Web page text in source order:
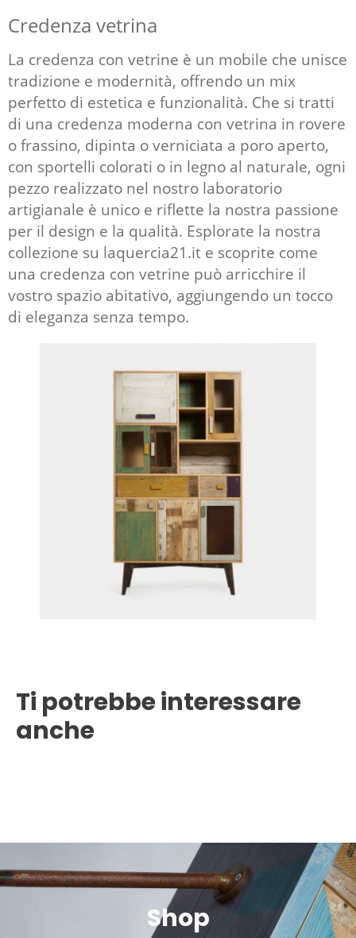
Credenza vetrina
La credenza con vetrine è un mobile che unisce
tradizione e modernità, offrendo un mix
perfetto di estetica e funzionalità. Che si tratti
di una credenza moderna con vetrina in rovere
o frassino, dipinta o verniciata a poro aperto,
con sportelli colorati o in legno al naturale, ogni
pezzo realizzato nel nostro laboratorio
artigianale è unico e riflette la nostra passione
per il design e la qualità. Esplorate la nostra
collezione su laquercia21.it e scoprite come
una credenza con vetrine può arricchire il
vostro spazio abitativo, aggiungendo un tocco
di eleganza senza tempo.
Ti potrebbe interessare
anche
Shop